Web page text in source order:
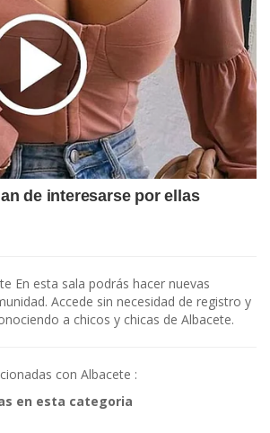
En esta sala podrás hacer nuevas
Accede sin necesidad de registro y
a chicos y chicas de Albacete.
con Albacete :
en esta categoria